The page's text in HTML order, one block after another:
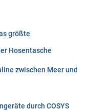
größte
Hosentasche
zwischen Meer und
durch COSYS